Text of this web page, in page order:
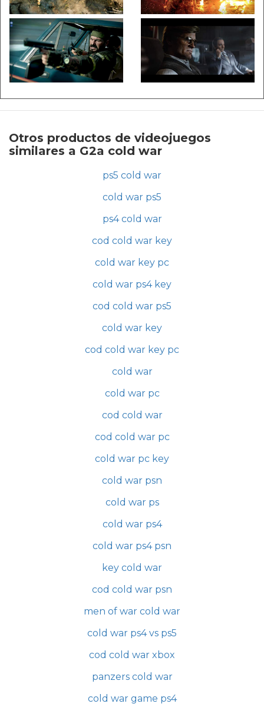
Otros productos de videojuegos
similares a G2a cold war
ps5 cold war
cold war ps5
ps4 cold war
cod cold war key
cold war key pc
cold war ps4 key
cod cold war ps5
cold war key
cod cold war key pc
cold war
cold war pc
cod cold war
cod cold war pc
cold war pc key
cold war psn
cold war ps
cold war ps4
cold war ps4 psn
key cold war
cod cold war psn
men of war cold war
cold war ps4 vs ps5
cod cold war xbox
panzers cold war
cold war game ps4